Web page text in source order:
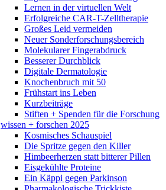
Lernen in der virtuellen Welt
Erfolgreiche CAR-T-Zelltherapie
Großes Leid vermeiden
Neuer Sonderforschungsbereich
Molekularer Fingerabdruck
Besserer Durchblick
Digitale Dermatologie
Knochenbruch mit 50
Frühstart ins Leben
Kurzbeiträge
Stiften + Spenden für die Forschung
wissen + forschen 2025
Kosmisches Schauspiel
Die Spritze gegen den Killer
Himbeerherzen statt bitterer Pillen
Eisgekühlte Proteine
Ein Käppi gegen Parkinson